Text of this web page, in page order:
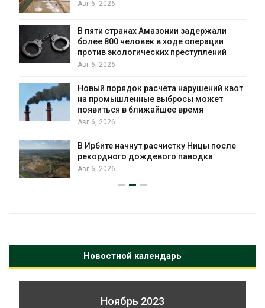
Авг 6, 2026
Москвариум отметит 11-летие
трёхдневным фестивалем
Авг 5, 2026
проверяют по статье о терроризме
Авг 5, 2026
для охраны израильской тюрьмы
Авг 5, 2026
Новостной календарь
Ноябрь 2023